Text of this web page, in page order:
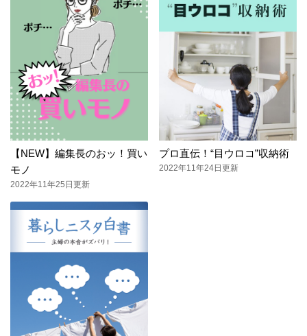
【NEW】編集長のおッ！買い
モノ
2022年11年25日更新
プロ直伝！“目ウロコ”収納術
2022年11年24日更新